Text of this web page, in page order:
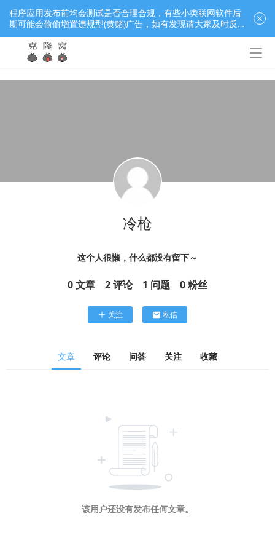
冷枪
这个人很懒，什么都没有留下～
0文章 2评论 1 问题 0粉丝
关注 私信
文章 评论 问答 关注 收藏
该用户还没有发布任何文章。
程序应用发布前均会测试是否合理合规，有些小类联网软件后
期可能会偷偷增置违规型(黄赌)广告，如有发现请大家及时反
馈窝长进行处理，共同监督维护良好的程序应用下载社区！